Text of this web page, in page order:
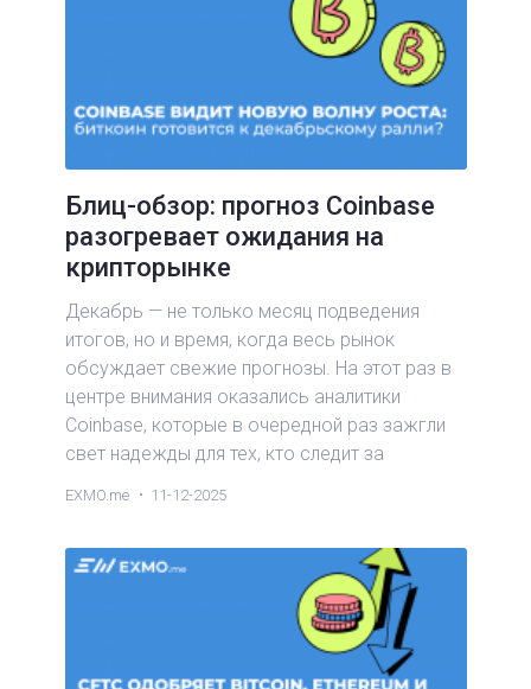
Блиц-обзор: прогноз Coinbase
разогревает ожидания на
крипторынке
Декабрь — не только месяц подведения
итогов, но и время, когда весь рынок
обсуждает свежие прогнозы. На этот раз в
центре внимания оказались аналитики
Coinbase, которые в очередной раз зажгли
свет надежды для тех, кто следит за
EXMO.me 11-12-2025